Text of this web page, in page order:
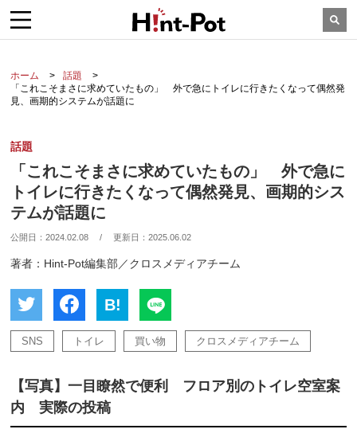
ホーム
話題
「これこそまさに求めていたもの」 外で急にトイレに行きたくなって偶然発
見、画期的システムが話題に
話題
「これこそまさに求めていたもの」 外で急に
トイレに行きたくなって偶然発見、画期的シス
テムが話題に
公開日：2024.02.08 / 更新日：2025.06.02
著者：Hint-Pot編集部／クロスメディアチーム
B!
SNS トイレ 買い物 クロスメディアチーム
【写真】一目瞭然で便利 フロア別のトイレ空室案
内 実際の投稿